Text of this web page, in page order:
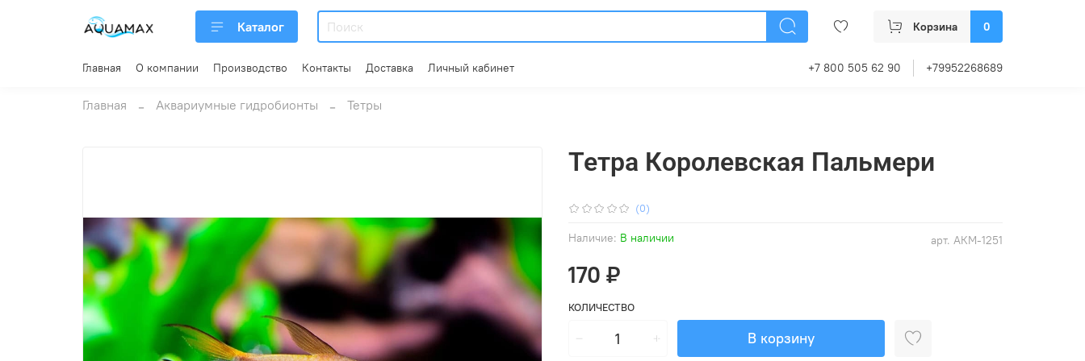
Каталог Корзина 0
Главная О компании Производство Контакты Доставка Личный кабинет +7 800 505 62 90 +79952268689
Главная Аквариумные гидробионты Тетры
(0)
арт. АКМ-1251
Наличие: В наличии
Тетра Королевская Пальмери
170 ₽
КОЛИЧЕСТВО
В корзину